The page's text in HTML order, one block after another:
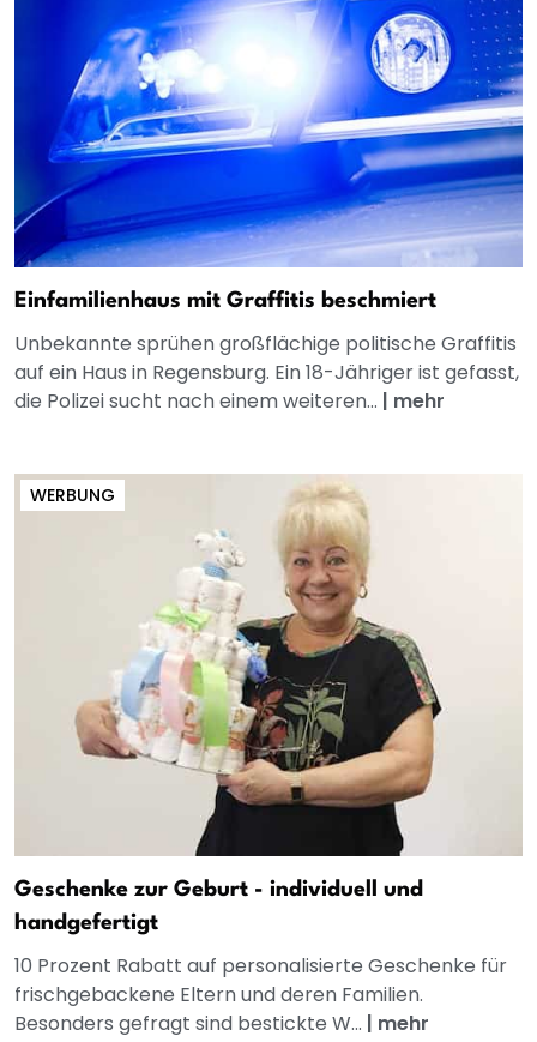
Einfamilienhaus mit Graffitis beschmiert
Unbekannte sprühen großflächige politische Graffitis
auf ein Haus in Regensburg. Ein 18-Jähriger ist gefasst,
die Polizei sucht nach einem weiteren... | mehr
WERBUNG
Geschenke zur Geburt - individuell und
handgefertigt
10 Prozent Rabatt auf personalisierte Geschenke für
frischgebackene Eltern und deren Familien.
Besonders gefragt sind bestickte W... | mehr